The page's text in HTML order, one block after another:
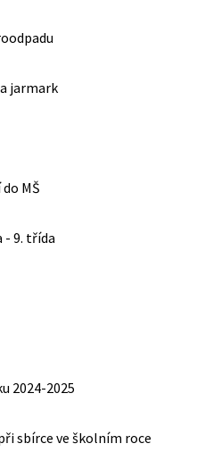
jarmark
MŠ
- 9. třída
2024-2025
sbírce ve školním roce